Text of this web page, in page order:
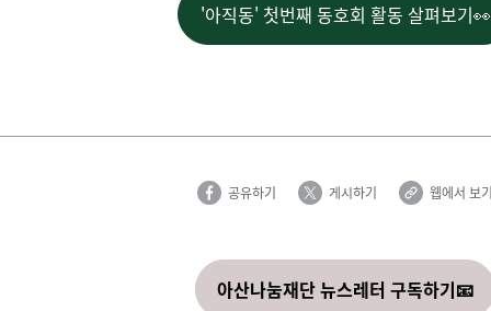
'아직동' 첫번째 동호회 활동 살펴보기👀
공유하기 게시하기 웹에서 보
아산나눔재단 뉴스레터 구독하기📧